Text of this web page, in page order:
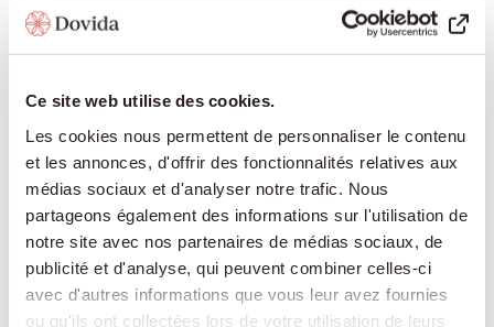
Ce site web utilise des cookies.
Les cookies nous permettent de personnaliser le contenu
et les annonces, d'offrir des fonctionnalités relatives aux
médias sociaux et d'analyser notre trafic. Nous
partageons également des informations sur l'utilisation de
notre site avec nos partenaires de médias sociaux, de
publicité et d'analyse, qui peuvent combiner celles-ci
avec d'autres informations que vous leur avez fournies
ou qu'ils ont collectées lors de votre utilisation de leurs
Dovida propose à Suhr une gamme complète de
permettre de vivre de manière autonome chez vous
Présence et compagnie :
conversations
partagées, lecture, jeux, évocation de souvenirs –
pour maintenir le lien social et combattre la
solitude